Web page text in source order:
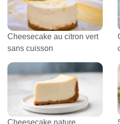
Cheesecake au citron vert
sans cuisson
Cheesecake nature